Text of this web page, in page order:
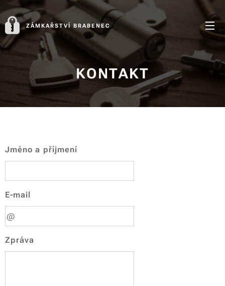
ZÁMKAŘSTVÍ BRABENEC
KONTAKT
Jméno a příjmení
E-mail
Zpráva